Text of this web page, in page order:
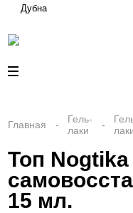
Дубна
Главная
Гель-
лаки
Топ Nogtika
15 мл.